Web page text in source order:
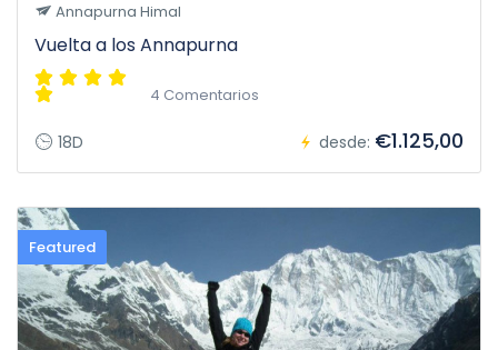
Annapurna Himal
Vuelta a los Annapurna
4 Comentarios
18D desde: €1.125,00
Featured